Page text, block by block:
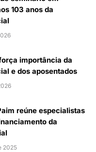
103 anos da
importância da
e dos aposentados
reúne especialistas
da
2025